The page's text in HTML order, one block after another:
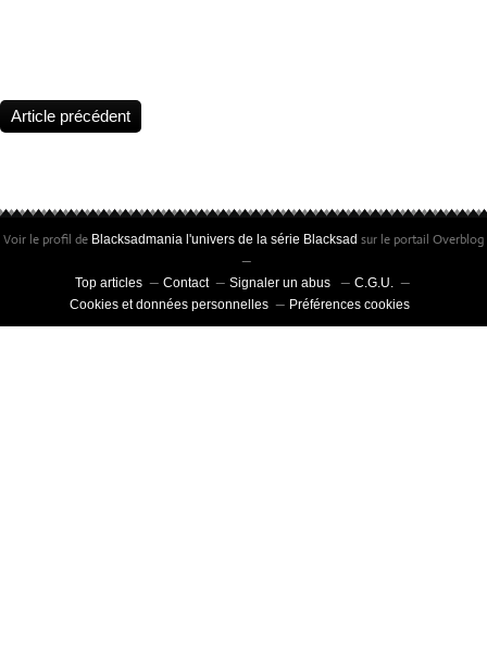
Article précédent
Voir le profil de Blacksadmania l'univers de la série Blacksad sur le portail Overblog
Top articles Contact Signaler un abus
C.G.U.
Cookies et données personnelles
Préférences cookies